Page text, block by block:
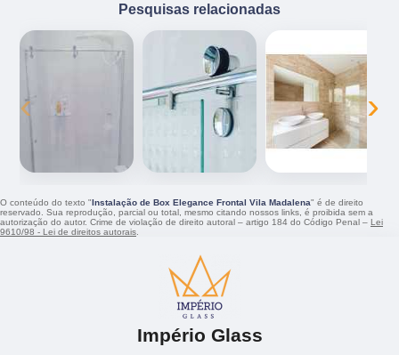
Pesquisas relacionadas
‹ ›
O conteúdo do texto "Instalação de Box Elegance Frontal Vila Madalena" é de direito
reservado. Sua reprodução, parcial ou total, mesmo citando nossos links, é proibida sem a
autorização do autor. Crime de violação de direito autoral – artigo 184 do Código Penal – Lei
9610/98 - Lei de direitos autorais.
Império Glass